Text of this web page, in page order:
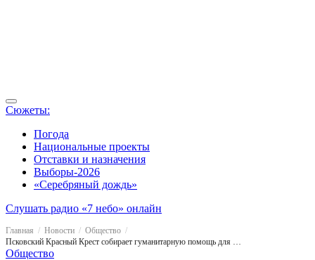
Сюжеты:
Погода
Национальные проекты
Отставки и назначения
Выборы-2026
«Серебряный дождь»
Слушать радио «7 небо» онлайн
Главная Новости
Общество
Псковский Красный Крест собирает гуманитарную помощь для детских домов и приютов области.
Общество